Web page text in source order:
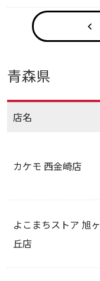
青森県
店名
カケモ 西金崎店
よこまちストア 旭ヶ
丘店